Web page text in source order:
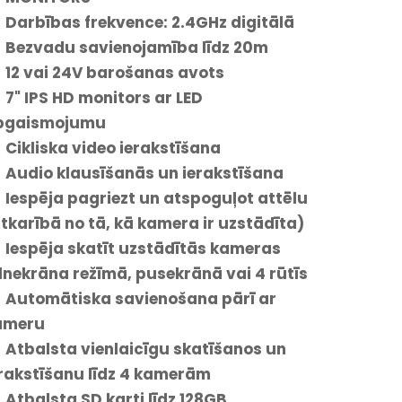
frekvence: 2.4GHz digitālā
savienojamība līdz 20m
vai 24V barošanas avots
IPS HD monitors ar LED
video ierakstīšana
klausīšanās un ierakstīšana
pagriezt un atspoguļot attēlu
no tā, kā kamera ir uzstādīta)
skatīt uzstādītās kameras
režīmā, pusekrānā vai 4 rūtīs
savienošana pārī ar
vienlaicīgu skatīšanos un
līdz 4 kamerām